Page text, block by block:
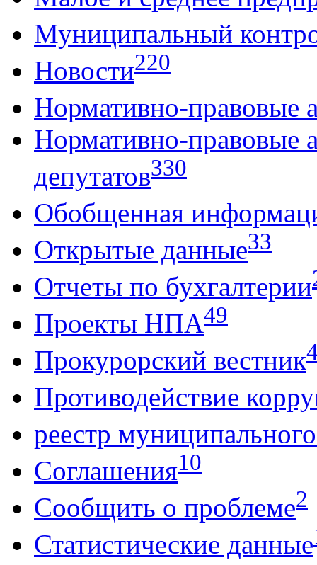
Муниципальный
Новости220
Нормативно-правовые
Нормативно-правовые
депутатов330
Обобщенная
Открытые данные33
Отчеты по бухгалтерии
Проекты НПА49
Прокурорский вестник
Противодействие
реестр
Соглашения10
Сообщить о проблеме2
Статистические данные